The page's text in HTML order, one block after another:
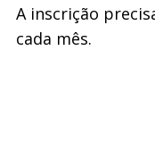
A inscrição
cada mês.